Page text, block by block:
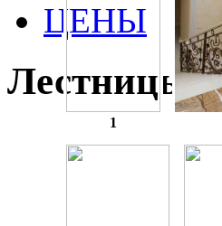
ЦЕНЫ
Лестницы,
1